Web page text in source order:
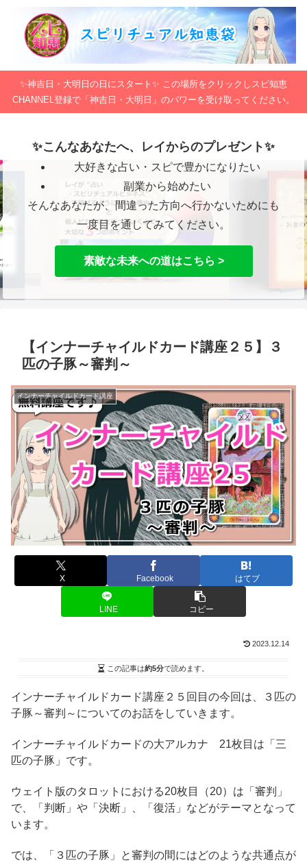
✨神吉日・大明日の日にスタート✨ この場所をクリックしスピ知恵
CHANNEL登録で「神吉日・大明日」のパワーを受け取ってください。
✨こんなあなたへ、レイからのプレゼント✨
大好きな占い・スピで豊かになりたい
副業から始めたい
そんなあなたが、間違った方向へ行かないためにも
一度目を通してみてください。
素敵な未来への道はこちら >
【インナーチャイルドカード講座２５】３
匹の子豚～審判～
インナーチャイルドカード講座
X Facebook はてブ
LINE コピー
2023.12.14
この記事は約5分で読めます。
インナーチャイルドカード講座２５回目の今回は、３匹の
子豚～審判～についてのお話をしていきます。
インナーチャイルドカードの大アルカナ 21枚目は「三
匹の子豚」です。
ウェイト版のタロットにおける20枚目（20）は「審判」
で、「判断」や「決断」、「復活」などがテーマとなって
います。
では、「３匹の子豚」と審判の間にはどのような共通点が